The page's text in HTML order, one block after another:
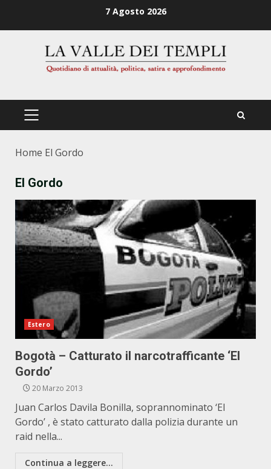
7 Agosto 2026
PRIMÄRES
Home El Gordo
El Gordo
Estero
Bogotà – Catturato il narcotrafficante ‘El
Gordo’
20 Marzo 2013
Juan Carlos Davila Bonilla, soprannominato ‘El
Gordo’ , è stato catturato dalla polizia durante un
raid nella...
Continua a leggere...